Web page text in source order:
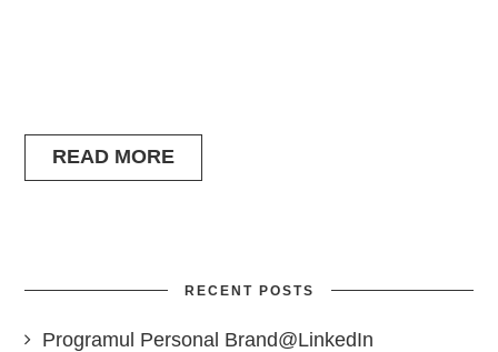
READ MORE
RECENT POSTS
Programul Personal Brand@LinkedIn